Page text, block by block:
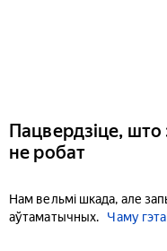
Пацвердзіце, што
не робат
Нам вельмі шкада, але
аўтаматычных.
Чаму